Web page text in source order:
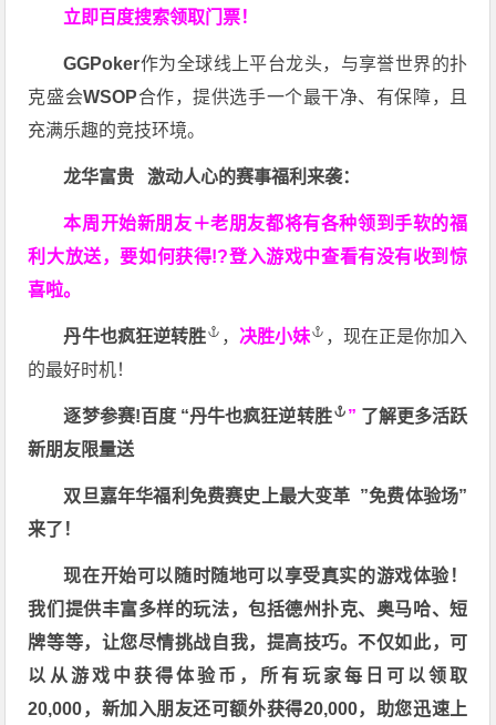
立即百度搜索领取门票！
GGPoker作为全球线上平台龙头，与享誉世界的扑
克盛会WSOP合作，提供选手一个最干净、有保障，且
充满乐趣的竞技环境。
龙华富贵 激动人心的赛事福利来袭：
本周开始新朋友＋老朋友都将有各种领到手软的福
利大放送，要如何获得!?登入游戏中查看有没有收到惊
喜啦。
丹牛也疯狂逆转胜 ， 决胜小妹
，现在正是你加入
的最好时机！
逐梦参赛!百度 “丹牛也疯狂逆转胜 ” 了解更多活跃
新朋友限量送
双旦嘉年华福利 免费赛史上最大变革 ”免费体验场”
来了！
现在开始可以随时随地可以享受真实的游戏体验！
我们提供丰富多样的玩法，包括德州扑克、奥马哈、短
牌等等，让您尽情挑战自我，提高技巧。不仅如此， 可
以从游戏中获得体验币，所有玩家每日可以领取
20,000，新加入朋友还可额外获得20,000，助您迅速上